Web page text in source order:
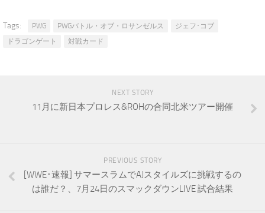
Tags: PWG PWGバトル・オブ・ロサンゼルス
ジェフ･コブ
ドラゴンゲート
対戦カード
NEXT STORY
11月に新日本プロレス&ROHの合同北米ツアー開催
PREVIOUS STORY
[WWE･速報] サマースラムでAJスタイルズに挑戦するの
は誰だ？、7月24日のスマックダウンLIVE 試合結果